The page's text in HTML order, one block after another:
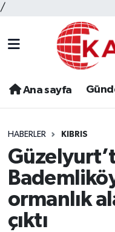
/
Ana sayfa
HABERLER KIBRIS
ormanlık
çıktı